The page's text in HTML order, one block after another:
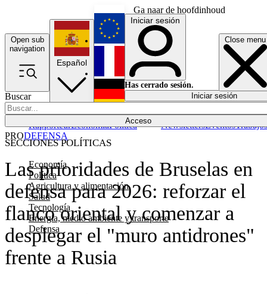
Ga naar de hoofdinhoud
Open sub
navigation
Close menu
Buscar
Acceso
SECCIONES POLÍTICAS
Economía
Política
Agricultura y alimentación
Salud
Tecnología
Energía, medio ambiente y transporte
Defensa
RapporteurEconomíaPolítica NewslettersEventosTrabajos
Español
English
Français
Iniciar sesión
Has cerrado sesión.
Iniciar sesión
Las prioridades de Bruselas en
defensa para 2026: reforzar el
flanco oriental y comenzar a
desplegar el "muro antidrones"
frente a Rusia
PRODEFENSA